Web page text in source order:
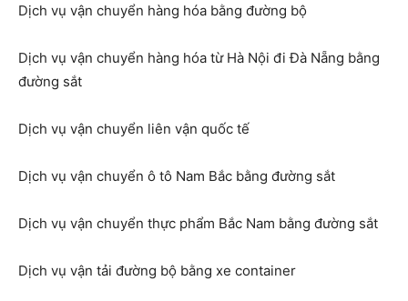
Dịch vụ vận chuyển hàng hóa bằng đường bộ
Dịch vụ vận chuyển hàng hóa từ Hà Nội đi Đà Nẵng bằng
đường sắt
Dịch vụ vận chuyển liên vận quốc tế
Dịch vụ vận chuyển ô tô Nam Bắc bằng đường sắt
Dịch vụ vận chuyển thực phẩm Bắc Nam bằng đường sắt
Dịch vụ vận tải đường bộ bằng xe container